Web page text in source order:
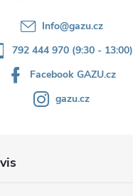
Info@gazu.cz
792 444 970 (9:30 - 13:00)
Facebook GAZU.cz
gazu.cz